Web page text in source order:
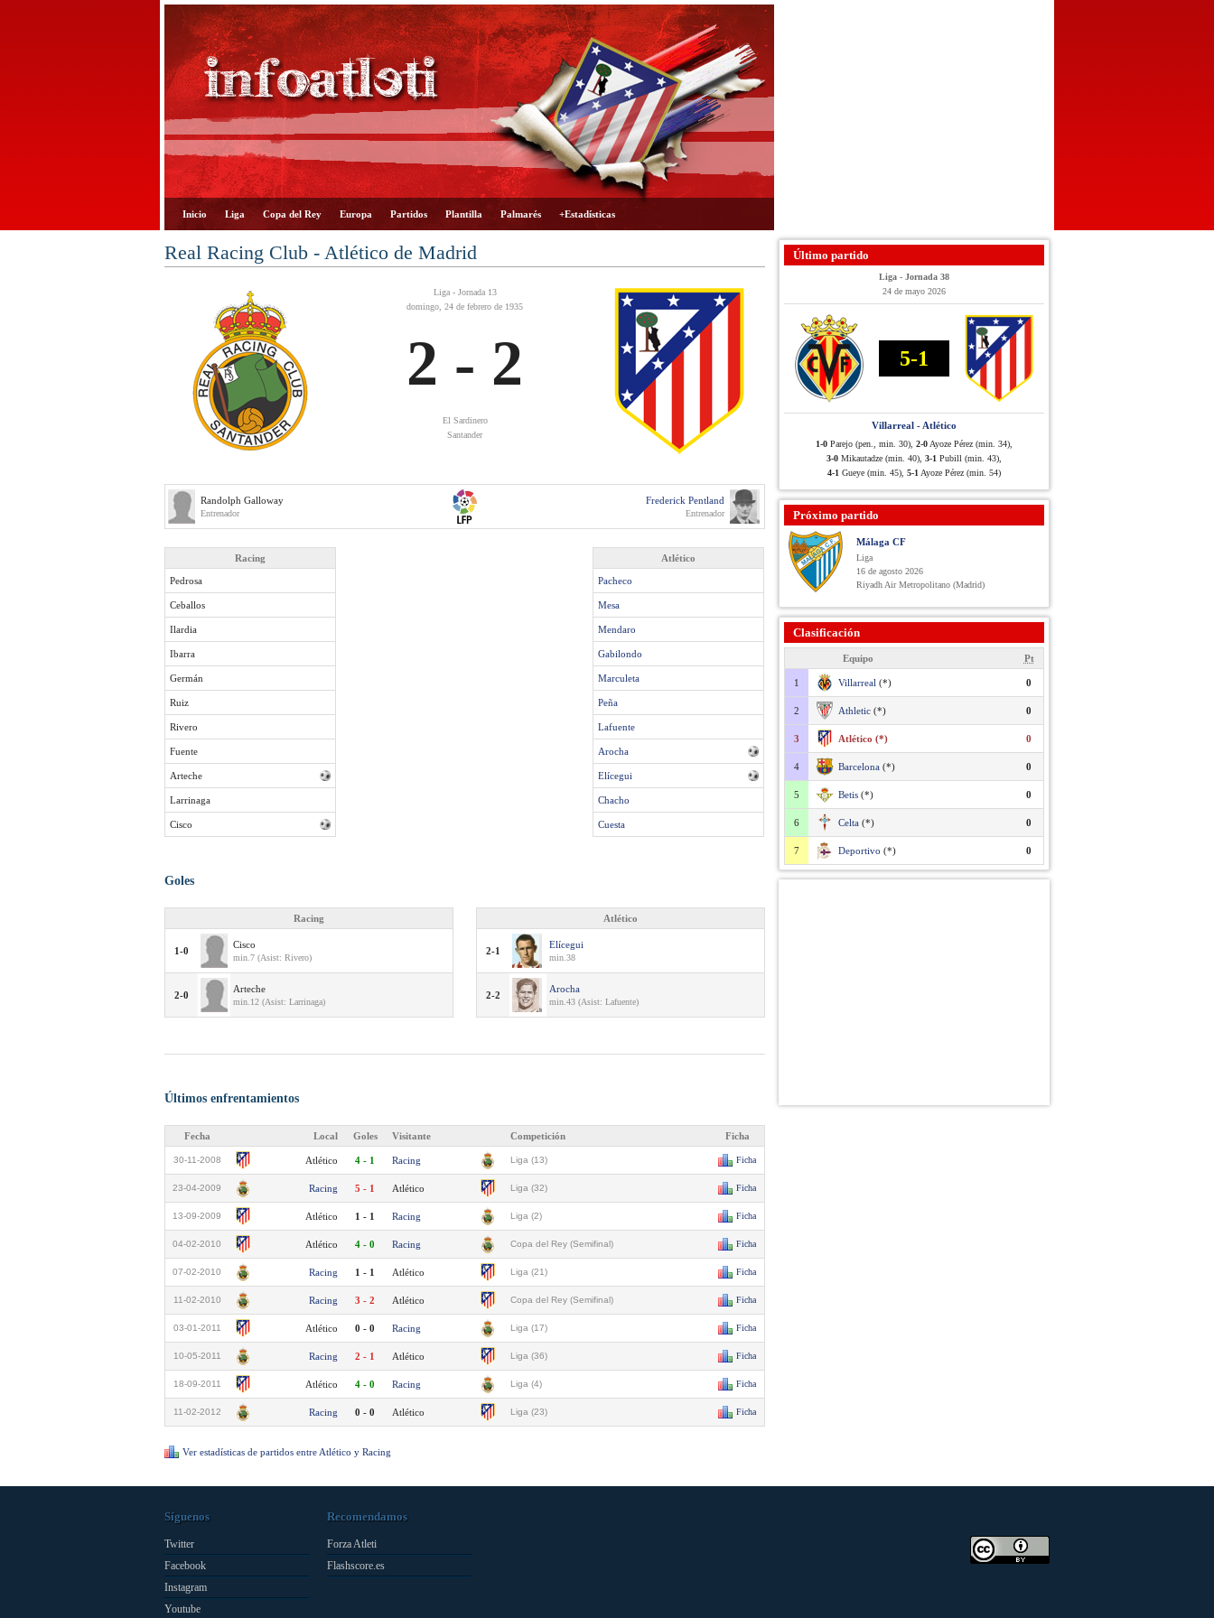
Inicio Liga Copa del Rey Europa Partidos Plantilla Palmarés +Estadísticas
Real Racing Club - Atlético de Madrid
Liga - Jornada 13
domingo, 24 de febrero de 1935
2 - 2
El Sardinero
Santander
Randolph Galloway
Entrenador
Frederick Pentland
Entrenador
Racing
Pedrosa
Ceballos
Ilardia
Ibarra
Germán
Ruiz
Rivero
Fuente
Arteche
Larrinaga
Cisco
Atlético
Pacheco
Mesa
Mendaro
Gabilondo
Marculeta
Peña
Lafuente
Arocha
Elícegui
Chacho
Cuesta
Goles
Racing
1-0
Cisco
min.7 (Asist: Rivero)
2-0
Arteche
min.12 (Asist: Larrinaga)
Atlético
2-1
Elícegui
min.38
2-2
Arocha
min.43 (Asist: Lafuente)
Últimos enfrentamientos
Fecha Local Goles Visitante Competición Ficha
30-11-2008 Atlético 4 - 1 Racing Liga (13) Ficha
23-04-2009 Racing 5 - 1 Atlético Liga (32) Ficha
13-09-2009 Atlético 1 - 1 Racing Liga (2) Ficha
04-02-2010 Atlético 4 - 0 Racing Copa del Rey (Semifinal) Ficha
07-02-2010 Racing 1 - 1 Atlético Liga (21) Ficha
11-02-2010 Racing 3 - 2 Atlético Copa del Rey (Semifinal) Ficha
03-01-2011 Atlético 0 - 0 Racing Liga (17) Ficha
10-05-2011 Racing 2 - 1 Atlético Liga (36) Ficha
18-09-2011 Atlético 4 - 0 Racing Liga (4) Ficha
11-02-2012 Racing 0 - 0 Atlético Liga (23) Ficha
Ver estadísticas de partidos entre Atlético y Racing
Último partido
Liga - Jornada 38
24 de mayo 2026
5-1
Villarreal - Atlético
1-0 Parejo (pen., min. 30), 2-0 Ayoze Pérez (min. 34),
3-0 Mikautadze (min. 40), 3-1 Pubill (min. 43),
4-1 Gueye (min. 45), 5-1 Ayoze Pérez (min. 54)
Próximo partido
Málaga CF
Liga
16 de agosto 2026
Riyadh Air Metropolitano (Madrid)
Clasificación
Equipo Pt
1 Villarreal (*) 0
2 Athletic (*) 0
3 Atlético (*) 0
4 Barcelona (*) 0
5 Betis (*) 0
6 Celta (*) 0
7 Deportivo (*) 0
Síguenos
Twitter
Facebook
Instagram
Youtube
Recomendamos
Forza Atleti
Flashscore.es